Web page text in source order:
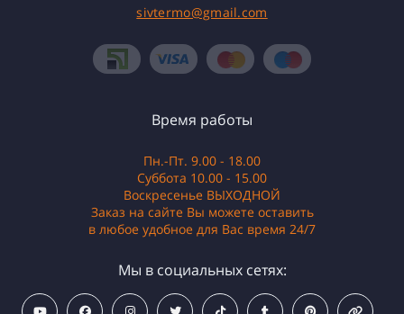
sivtermo@gmail.com
Время работы
Пн.-Пт. 9.00 - 18.00
Суббота 10.00 - 15.00
Воскресенье ВЫХОДНОЙ
Заказ на сайте Вы можете оставить
в любое удобное для Вас время 24/7
Мы в социальных сетях: